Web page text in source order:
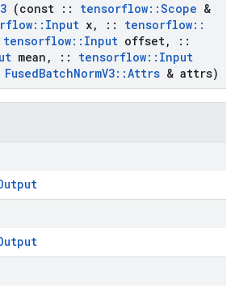
(const :: tensorflow::Scope &
:: Input x, :: tensorflow::
tensorflow:: Input offset,
::
mean , :: tensorflow:: Input
FusedBatchNormV3::Attrs & attrs)